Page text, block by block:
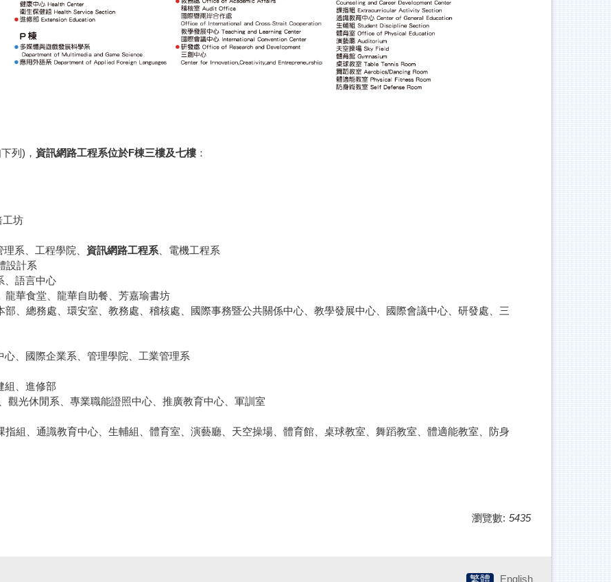
列)， 資訊網路工程系位於F棟三樓及七樓：
工坊
系、工程學院、 資訊網路工程系、電機工程系
設計系
、語言中心
華食堂、龍華自助餐、芳嘉瑜書坊
、總務處、環安室、教務處、稽核處、國際事務暨公共關係中心、教學發展中心、國際會議中心、研發處、三
、國際企業系、管理學院、工業管理系
組、進修部
觀光休閒系、專業職能證照中心、推廣教育中心、軍訓室
組、通識教育中心、生輔組、體育室、演藝廳、天空操場、體育館、桌球教室、舞蹈教室、體適能教室、防身
瀏覽數: 5435
繁體 English